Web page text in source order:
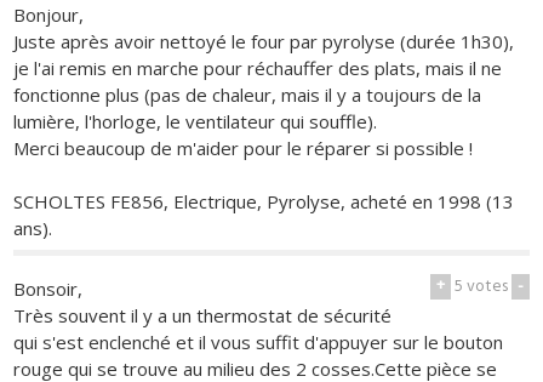
Bonjour,
Juste après avoir nettoyé le four par pyrolyse (durée 1h30),
je l'ai remis en marche pour réchauffer des plats, mais il ne
fonctionne plus (pas de chaleur, mais il y a toujours de la
lumière, l'horloge, le ventilateur qui souffle).
Merci beaucoup de m'aider pour le réparer si possible !
SCHOLTES FE856, Electrique, Pyrolyse, acheté en 1998 (13
ans).
+ 5votes -
Bonsoir,
Très souvent il y a un thermostat de sécurité
qui s'est enclenché et il vous suffit d'appuyer sur le bouton
rouge qui se trouve au milieu des 2 cosses.Cette pièce se